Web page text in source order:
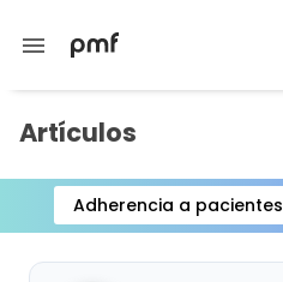
menu
Artículos
Adherencia a pacientes
Item
1